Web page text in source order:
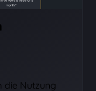
die Nutzung